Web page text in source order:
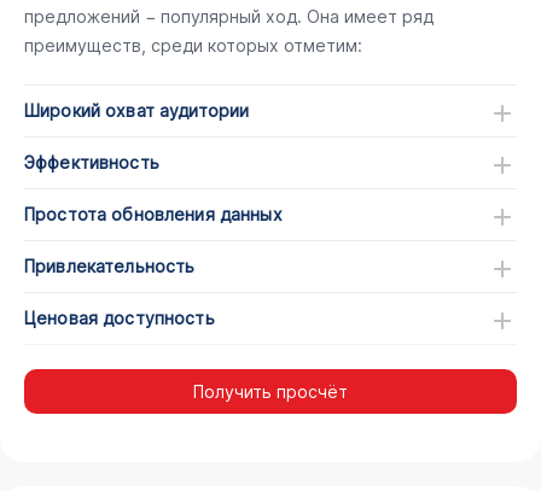
предложений − популярный ход. Она имеет ряд
преимуществ, среди которых отметим:
Широкий охват аудитории
Эффективность
Простота обновления данных
Привлекательность
Ценовая доступность
Получить просчёт